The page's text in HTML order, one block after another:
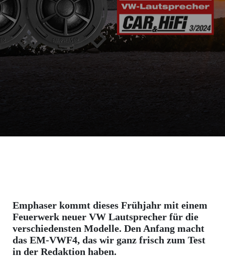
Emphaser kommt dieses Frühjahr mit einem
Feuerwerk neuer VW Lautsprecher für die
verschiedensten Modelle. Den Anfang macht
das EM-VWF4, das wir ganz frisch zum Test
in der Redaktion haben.